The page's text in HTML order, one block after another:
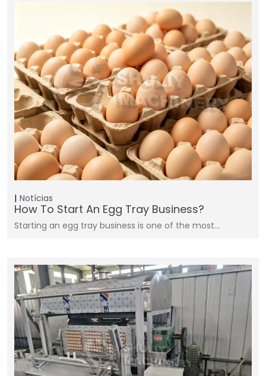
Notícias
How To Start An Egg Tray Business?
Starting an egg tray business is one of the most…